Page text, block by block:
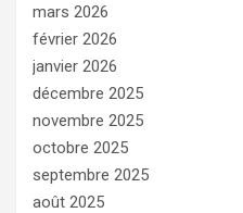
mars 2026
février 2026
janvier 2026
décembre 2025
novembre 2025
octobre 2025
septembre 2025
août 2025